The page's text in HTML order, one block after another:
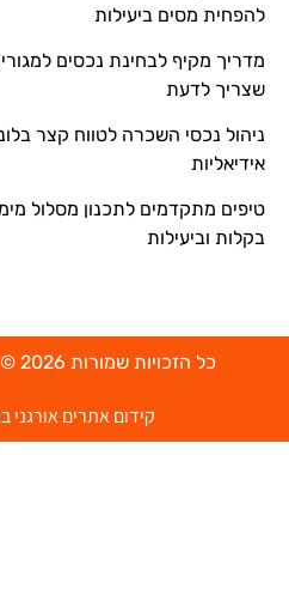
להפחית מסים ביעילות
מדריך מקיף לבחינת נכסים
שצריך לדעת
ניהול נכסי השכרה לטווח קצר
אידיאליות
טיפים מתקדמים לתכנון מסלול
בקלות וביעילות
כל הזכויות שמורות 2026 © המרכז לנדל"ן בבטומי
קידום אתרים אורגני